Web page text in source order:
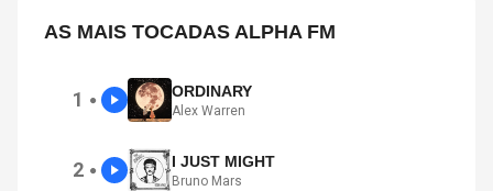
AS MAIS TOCADAS ALPHA FM
1 ● ORDINARY
Alex Warren
2 ● I JUST MIGHT
Bruno Mars